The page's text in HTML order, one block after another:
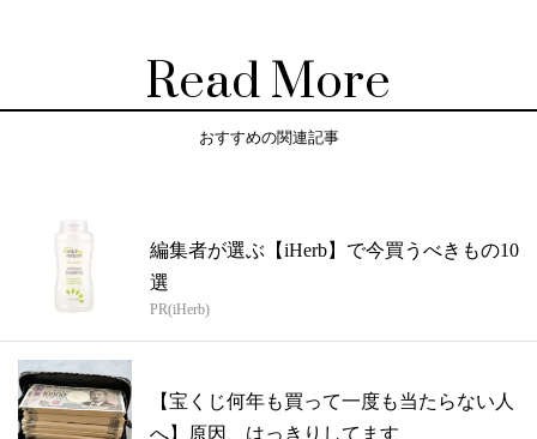
Read More
おすすめの関連記事
編集者が選ぶ【iHerb】で今買うべきもの10
選
PR(iHerb)
【宝くじ何年も買って一度も当たらない人
へ】原因、はっきりしてます